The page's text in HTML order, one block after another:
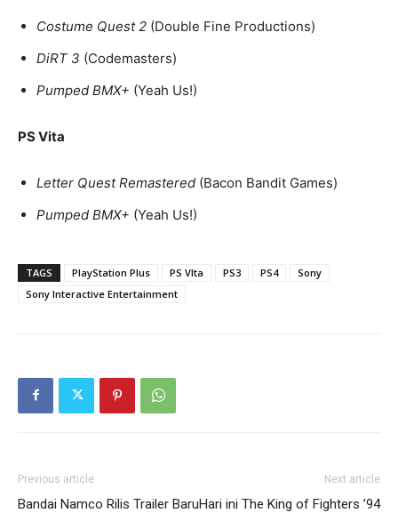
Costume Quest 2 (Double Fine Productions)
DiRT 3 (Codemasters)
Pumped BMX+ (Yeah Us!)
PS Vita
Letter Quest Remastered (Bacon Bandit Games)
Pumped BMX+ (Yeah Us!)
TAGS PlayStation Plus PS VIta PS3 PS4
Sony
Sony Interactive Entertainment
Previous article
Bandai Namco Rilis Trailer Baru
Next article
Hari ini The King of Fighters ’94